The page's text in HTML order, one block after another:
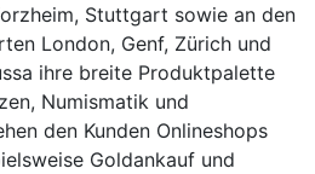
Stuttgart sowie an den
London, Genf, Zürich und
ihre breite Produktpalette
Numismatik und
den Kunden Onlineshops
Goldankauf und